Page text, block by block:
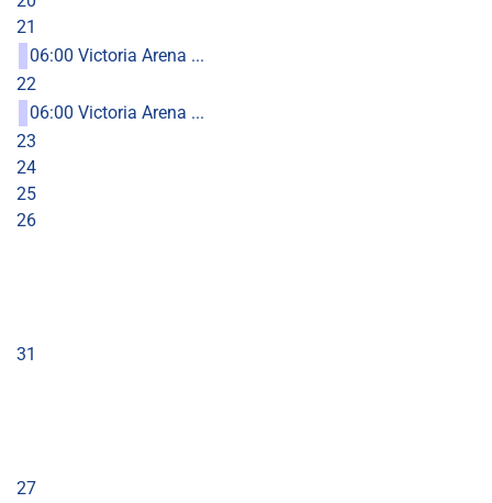
21
06:00 Victoria Arena ...
22
06:00 Victoria Arena ...
23
24
25
26
31
27